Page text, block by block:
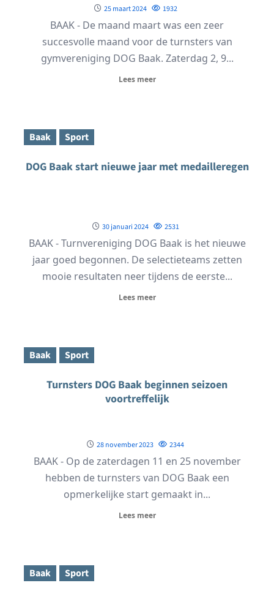
25 maart 2024 1932
BAAK - De maand maart was een zeer
succesvolle maand voor de turnsters van
gymvereniging DOG Baak. Zaterdag 2, 9...
Lees meer
Baak Sport
DOG Baak start nieuwe jaar met medailleregen
30 januari 2024 2531
BAAK - Turnvereniging DOG Baak is het nieuwe
jaar goed begonnen. De selectieteams zetten
mooie resultaten neer tijdens de eerste...
Lees meer
Baak Sport
Turnsters DOG Baak beginnen seizoen
voortreffelijk
28 november 2023 2344
BAAK - Op de zaterdagen 11 en 25 november
hebben de turnsters van DOG Baak een
opmerkelijke start gemaakt in...
Lees meer
Baak Sport